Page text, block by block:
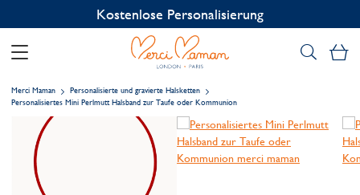
Kostenlose Personalisierung
Merci Maman
Personalisierte und gravierte Halsketten
Personalisiertes Mini Perlmutt Halsband zur Taufe oder Kommunion